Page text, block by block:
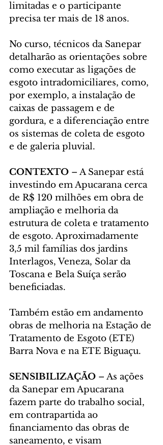
limitadas e o participante
precisa ter mais de 18 anos.
No curso, técnicos da Sanepar
detalharão as orientações sobre
como executar as ligações de
esgoto intradomiciliares, como,
por exemplo, a instalação de
caixas de passagem e de
gordura, e a diferenciação entre
os sistemas de coleta de esgoto
e de galeria pluvial.
CONTEXTO – A Sanepar está
investindo em Apucarana cerca
de R$ 120 milhões em obra de
ampliação e melhoria da
estrutura de coleta e tratamento
de esgoto. Aproximadamente
3,5 mil famílias dos jardins
Interlagos, Veneza, Solar da
Toscana e Bela Suíça serão
beneficiadas.
Também estão em andamento
obras de melhoria na Estação de
Tratamento de Esgoto (ETE)
Barra Nova e na ETE Biguaçu.
SENSIBILIZAÇÃO – As ações
da Sanepar em Apucarana
fazem parte do trabalho social,
em contrapartida ao
financiamento das obras de
saneamento, e visam